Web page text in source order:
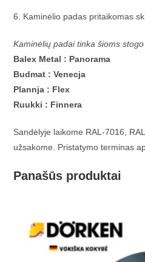
6. Kaminėlio padas pritaikomas
Kaminėlių padai tinka šioms
Balex Metal : Panorama
Budmat : Venecja
Plannja : Flex
Ruukki : Finnera
Sandėlyje laikome RAL-7016,
užsakome. Pristatymo terminas
Panašūs produktai